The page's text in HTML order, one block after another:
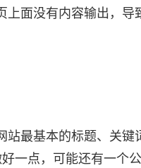
面没有内容输出，导
最基本的标题、关键
一点，可能还有一个